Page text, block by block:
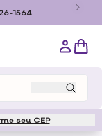
1564
seu CEP